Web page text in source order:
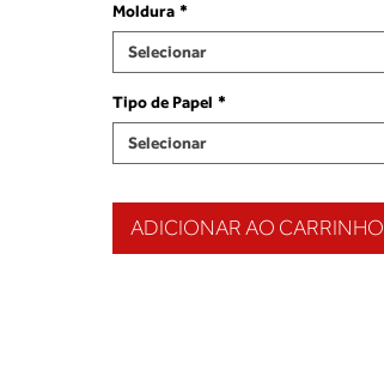
Moldura *
Selecionar
Tipo de Papel *
Selecionar
ADICIONAR AO CARRINHO